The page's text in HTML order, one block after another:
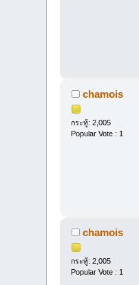
chamois
กระทู้: 2,005
Popular Vote : 1
chamois
กระทู้: 2,005
Popular Vote : 1